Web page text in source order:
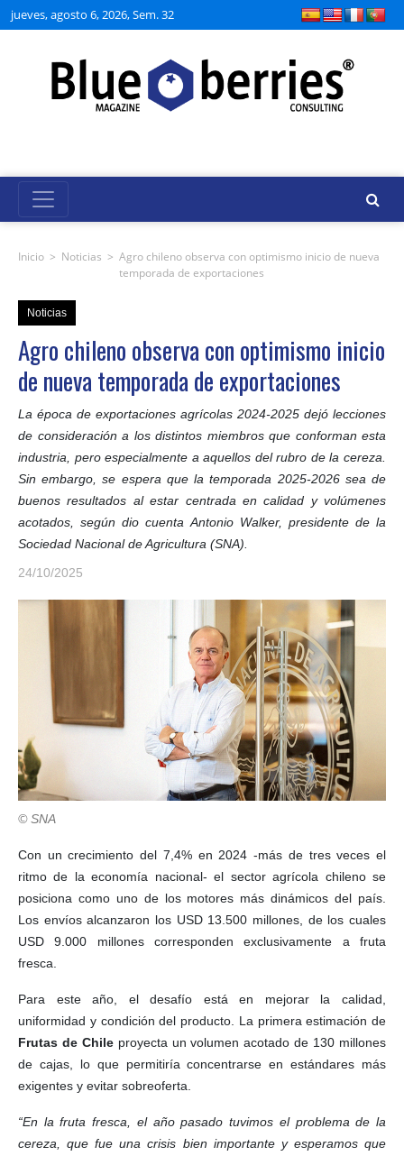
jueves, agosto 6, 2026, Sem. 32
Inicio > Noticias > Agro chileno observa con optimismo inicio de nueva
temporada de exportaciones
Noticias
Agro chileno observa con optimismo inicio
de nueva temporada de exportaciones
La época de exportaciones agrícolas 2024-2025 dejó lecciones
de consideración a los distintos miembros que conforman esta
industria, pero especialmente a aquellos del rubro de la cereza.
Sin embargo, se espera que la temporada 2025-2026 sea de
buenos resultados al estar centrada en calidad y volúmenes
acotados, según dio cuenta Antonio Walker, presidente de la
Sociedad Nacional de Agricultura (SNA).
24/10/2025
© SNA
Con un crecimiento del 7,4% en 2024 -más de tres veces el
ritmo de la economía nacional- el sector agrícola chileno se
posiciona como uno de los motores más dinámicos del país.
Los envíos alcanzaron los USD 13.500 millones, de los cuales
USD 9.000 millones corresponden exclusivamente a fruta
fresca.
Para este año, el desafío está en mejorar la calidad,
uniformidad y condición del producto. La primera estimación de
Frutas de Chileproyecta un volumen acotado de 130 millones
de cajas, lo que permitiría concentrarse en estándares más
exigentes y evitar sobreoferta.
“En la fruta fresca, el año pasado tuvimos el problema de la
cereza, que fue una crisis bien importante y esperamos que